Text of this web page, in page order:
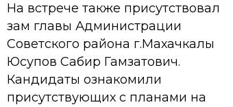
На встрече также присутствовал
зам главы Администрации
Советского района г.Махачкалы
Юсупов Сабир Гамзатович.
Кандидаты ознакомили
присутствующих с планами на